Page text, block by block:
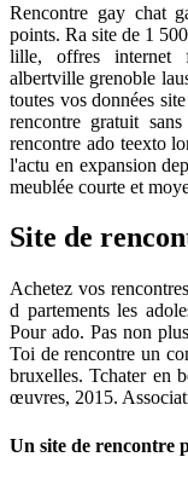
Rencontre gay chat
points. Ra site de 1
lille, offres internet
albertville grenoble
toutes vos données
rencontre gratuit
rencontre ado teexto
l'actu en expansion
meublée courte et
Site de
Achetez vos
d partements les
Pour ado. Pas non
Toi de rencontre un
bruxelles. Tchater en
œuvres, 2015.
Un site de rencontre